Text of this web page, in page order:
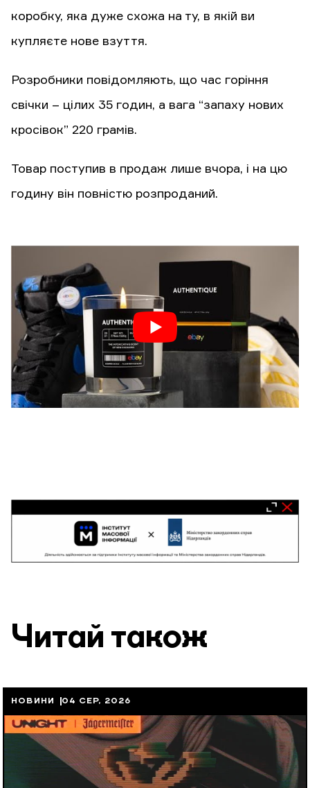
коробку, яка дуже схожа на ту, в якій ви
купляєте нове взуття.
Розробники повідомляють, що час горіння
свічки – цілих 35 годин, а вага “запаху нових
кросівок” 220 грамів.
Товар поступив в продаж лише вчора, і на цю
годину він повністю розпроданий.
Читай також
НОВИНИ 04 СЕР, 2026